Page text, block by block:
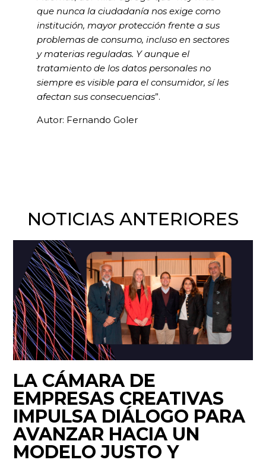
que nunca la ciudadanía nos exige como
institución, mayor protección frente a sus
problemas de consumo, incluso en sectores
y materias reguladas. Y aunque el
tratamiento de los datos personales no
siempre es visible para el consumidor, sí les
afectan sus consecuencias”.
Autor: Fernando Goler
NOTICIAS ANTERIORES
LA CÁMARA DE
EMPRESAS CREATIVAS
IMPULSA DIÁLOGO PARA
AVANZAR HACIA UN
MODELO JUSTO Y